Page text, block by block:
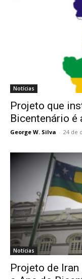
Notícias
Projeto que
Bicentenário é
George W. Silva - 24 de
Notícias
Projeto de